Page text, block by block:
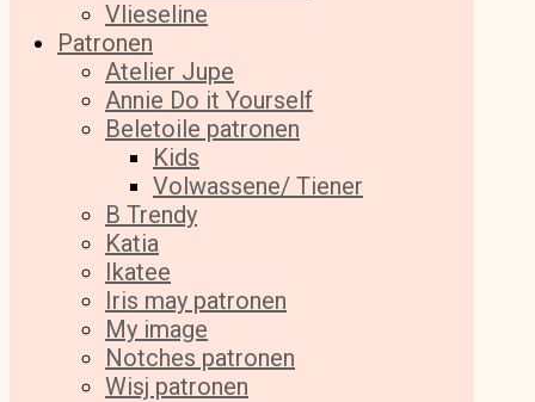
Vlieseline
Patronen
Atelier Jupe
Annie Do it Yourself
Beletoile patronen
Kids
Volwassene/ Tiener
B Trendy
Katia
Ikatee
Iris may patronen
My image
Notches patronen
Wisj patronen